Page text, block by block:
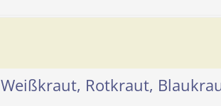
Weißkraut, Rotkraut,